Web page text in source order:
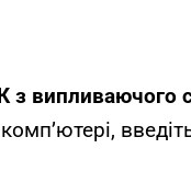
випливаючого